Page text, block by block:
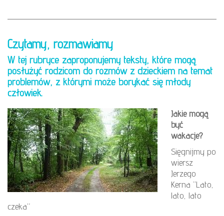
Czytamy, rozmawiamy
W tej rubryce zaproponujemy teksty, które mogą
posłużyć rodzicom do rozmów z dzieckiem na temat
problemów, z którymi może borykać się młody
człowiek.
Jakie mogą
być
wakacje?
Sięgnijmy po
wiersz
Jerzego
Kerna “Lato,
lato, lato
czeka”